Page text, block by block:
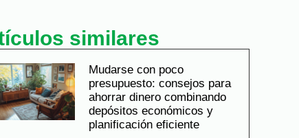
similares
Mudarse con poco
presupuesto: consejos para
ahorrar dinero combinando
depósitos económicos y
planificación eficiente